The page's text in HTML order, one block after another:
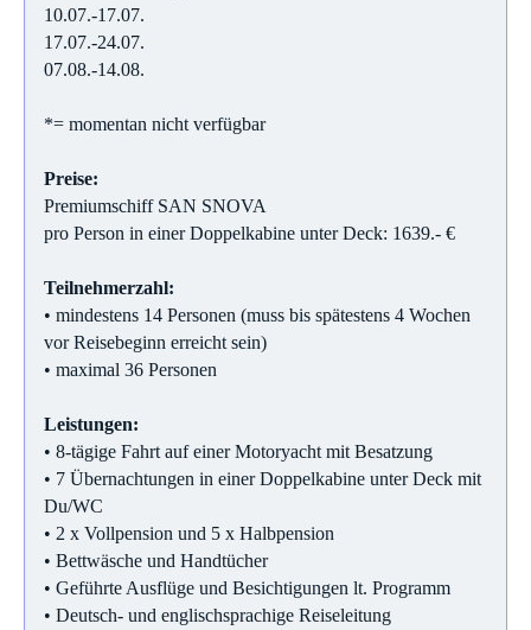
10.07.-17.07.
17.07.-24.07.
07.08.-14.08.
*= momentan nicht verfügbar
Preise:
Premiumschiff SAN SNOVA
pro Person in einer Doppelkabine unter Deck: 1639.- €
Teilnehmerzahl:
• mindestens 14 Personen (muss bis spätestens 4 Wochen
vor Reisebeginn erreicht sein)
• maximal 36 Personen
Leistungen:
• 8-tägige Fahrt auf einer Motoryacht mit Besatzung
• 7 Übernachtungen in einer Doppelkabine unter Deck mit
Du/WC
• 2 x Vollpension und 5 x Halbpension
• Bettwäsche und Handtücher
• Geführte Ausflüge und Besichtigungen lt. Programm
• Deutsch- und englischsprachige Reiseleitung